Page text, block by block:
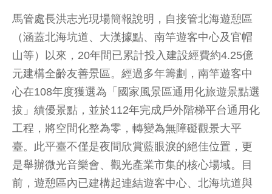
馬管處長洪志光現場簡報說明，自接管北海遊憩區
（涵蓋北海坑道、大漢據點、南竿遊客中心及官帽
山等）以來，20年間已累計投入建設經費約4.25億
元建構全齡友善景區。經過多年籌劃，南竿遊客中
心在108年度獲選為「國家風景區通用化旅遊景點選
拔」績優景點，並於112年完成戶外階梯平台通用化
工程，將空間化整為零，轉變為無障礙觀景大平
臺。此平臺不僅是夜間欣賞藍眼淚的絕佳位置，更
是舉辦微光音樂會、觀光產業市集的核心場域。目
前，遊憩區內已建構起連結遊客中心、北海坑道與